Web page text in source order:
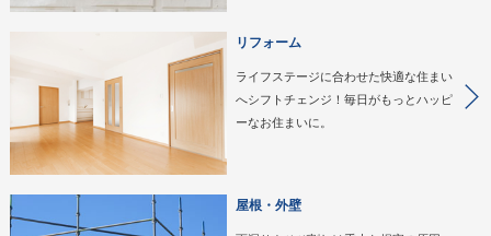
リフォーム
ライフステージに合わせた快適な住まい
へシフトチェンジ！毎日がもっとハッピ
ーなお住まいに。
屋根・外壁